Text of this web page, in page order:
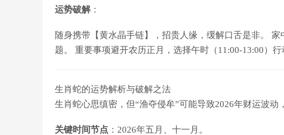
运势破解：
随身携带【黄水晶手链】，招贵人缘，缓解口舌是非。
题。 重要事项避开农历正月，选择午时（11:00-13:00）行
生肖蛇的运势解析与破解之法
生肖蛇心思缜密，但“渔夺侵牟”可能导致2026年财运波动
关键时间节点 ：2026年五月、十一月。